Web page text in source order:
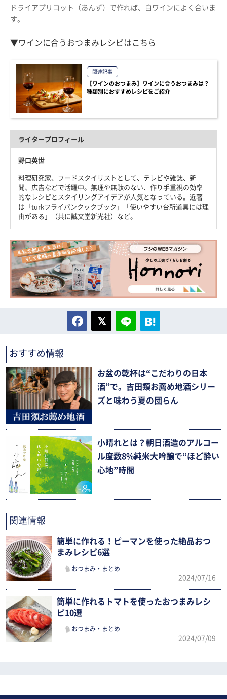
ドライアプリコット（あんず）で作れば、白ワインによく合いま
す。
▼ワインに合うおつまみレシピはこちら
関連記事
【ワインのおつまみ】ワインに合うおつまみは？
種類別におすすめレシピをご紹介
ライタープロフィール
野口英世
料理研究家、フードスタイリストとして、テレビや雑誌、新
聞、広告などで活躍中。無理や無駄のない、作り手重視の効率
的なレシピとスタイリングアイデアが人気となっている。近著
は「turkフライパンクックブック」「使いやすい台所道具には理
由がある」（共に誠文堂新光社）など。
おすすめ情報
お盆の乾杯は“こだわりの日本
酒”で。吉田類お薦め地酒シリー
ズと味わう夏の団らん
小晴れとは？朝日酒造のアルコー
ル度数8%純米大吟醸で“ほど酔い
心地”時間
関連情報
簡単に作れる！ピーマンを使った絶品おつ
まみレシピ6選
おつまみ・まとめ
2024/07/16
簡単に作れるトマトを使ったおつまみレシ
ピ10選
おつまみ・まとめ
2024/07/09